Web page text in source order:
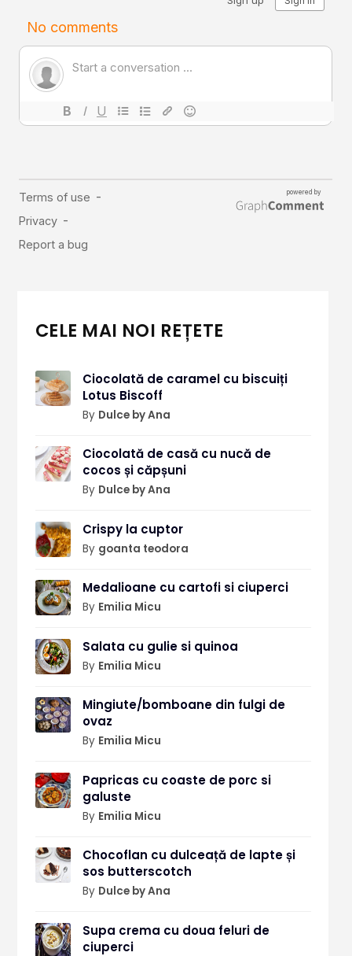
CELE MAI NOI REȚETE
Ciocolată de caramel cu biscuiți
Lotus Biscoff
By Dulce by Ana
Ciocolată de casă cu nucă de
cocos și căpșuni
By Dulce by Ana
Crispy la cuptor
By goanta teodora
Medalioane cu cartofi si ciuperci
By Emilia Micu
Salata cu gulie si quinoa
By Emilia Micu
Mingiute/bomboane din fulgi de
ovaz
By Emilia Micu
Papricas cu coaste de porc si
galuste
By Emilia Micu
Chocoflan cu dulceață de lapte și
sos butterscotch
By Dulce by Ana
Supa crema cu doua feluri de
ciuperci